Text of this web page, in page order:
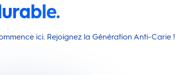
ici. Rejoignez la Génération Anti-Carie !